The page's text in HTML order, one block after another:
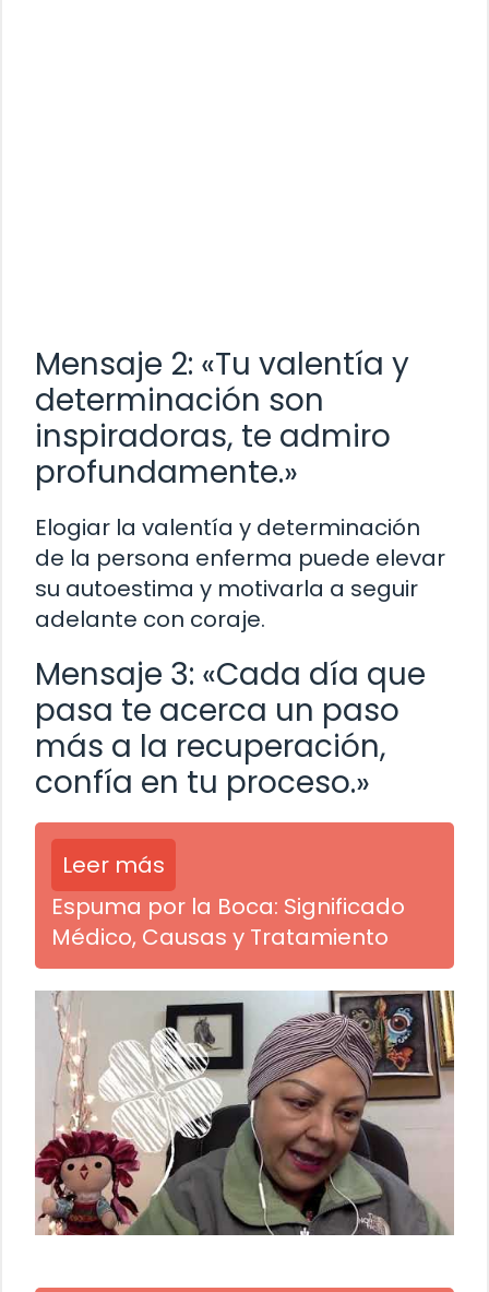
Mensaje 2: «Tu valentía y
determinación son
inspiradoras, te admiro
profundamente.»
Elogiar la valentía y determinación
de la persona enferma puede elevar
su autoestima y motivarla a seguir
adelante con coraje.
Mensaje 3: «Cada día que
pasa te acerca un paso
más a la recuperación,
confía en tu proceso.»
Leer más
Espuma por la Boca: Significado
Médico, Causas y Tratamiento